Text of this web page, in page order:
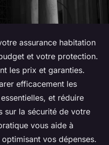
assurance habitation
et votre protection.
les prix et garanties.
efficacement les
et réduire
sur la sécurité de votre
vous aide à
vos dépenses.